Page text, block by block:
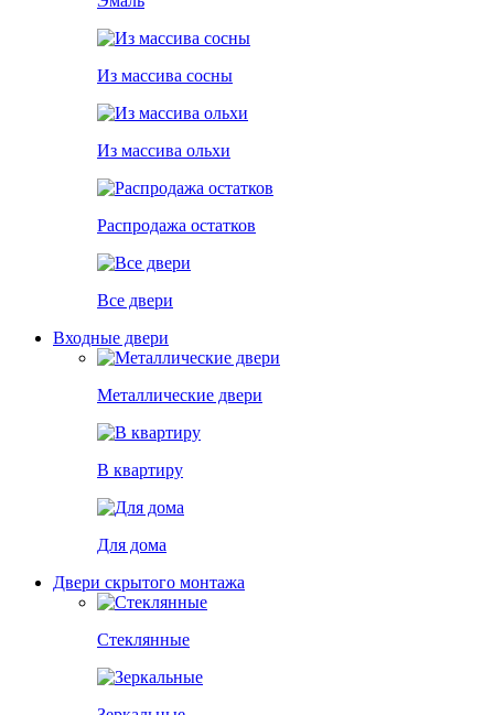
Из массива сосны
Из массива ольхи
Распродажа остатков
Все двери
Входные двери
Металлические двери
В квартиру
Для дома
Двери скрытого монтажа
Стеклянные